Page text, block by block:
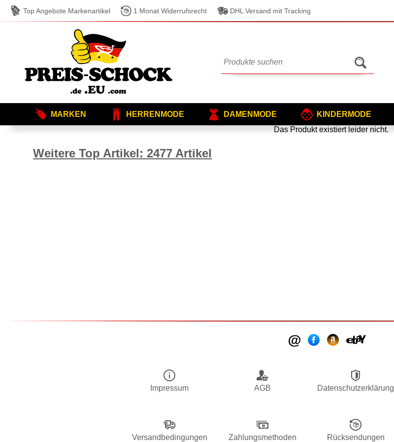
Top Angebote Markenartikel 1 Monat Widerrufsrecht DHL Versand mit Tracking
MARKEN HERRENMODE DAMENMODE KINDERMODE
Das Produkt existiert leider nicht.
Weitere Top Artikel: 2477 Artikel
Impressum AGB Datenschutzerklärung
Versandbedingungen Zahlungsmethoden Rücksendungen